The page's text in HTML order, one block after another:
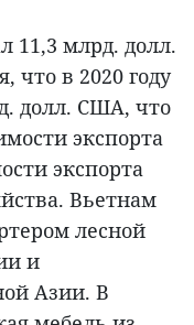
11,3 млрд. долл.
что в 2020 году
долл. США, что
экспорта
экспорта
Вьетнам
лесной
и
Азии. В